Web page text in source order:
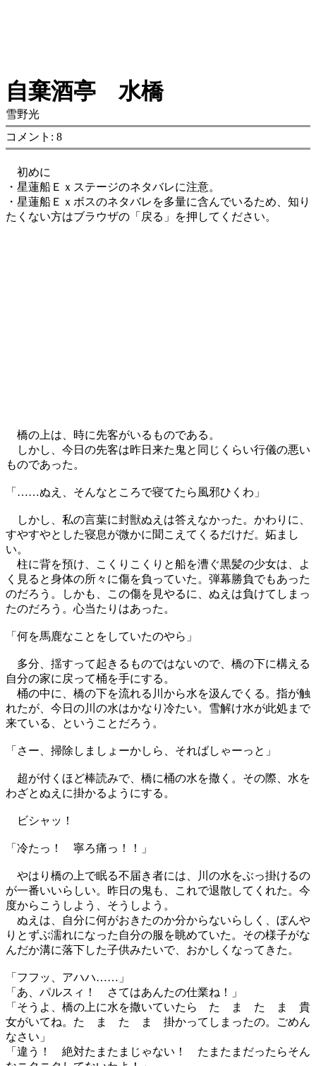
自棄酒亭 水橋
雪野光
コメント: 8
初めに
・星蓮船Ｅｘステージのネタバレに注意。
・星蓮船Ｅｘボスのネタバレを多量に含んでいるため、知り
たくない方はブラウザの「戻る」を押してください。
橋の上は、時に先客がいるものである。
しかし、今日の先客は昨日来た鬼と同じくらい行儀の悪い
ものであった。
「……ぬえ、そんなところで寝てたら風邪ひくわ」
しかし、私の言葉に封獣ぬえは答えなかった。かわりに、
すやすやとした寝息が微かに聞こえてくるだけだ。妬まし
い。
柱に背を預け、こくりこくりと船を漕ぐ黒髪の少女は、よ
く見ると身体の所々に傷を負っていた。弾幕勝負でもあった
のだろう。しかも、この傷を見やるに、ぬえは負けてしまっ
たのだろう。心当たりはあった。
「何を馬鹿なことをしていたのやら」
多分、揺すって起きるものではないので、橋の下に構える
自分の家に戻って桶を手にする。
桶の中に、橋の下を流れる川から水を汲んでくる。指が触
れたが、今日の川の水はかなり冷たい。雪解け水が此処まで
来ている、ということだろう。
「さー、掃除しましょーかしら、そればしゃーっと」
超が付くほど棒読みで、橋に桶の水を撒く。その際、水を
わざとぬえに掛かるようにする。
ビシャッ！
「冷たっ！ 寧ろ痛っ！！」
やはり橋の上で眠る不届き者には、川の水をぶっ掛けるの
が一番いいらしい。昨日の鬼も、これで退散してくれた。今
度からこうしよう、そうしよう。
ぬえは、自分に何がおきたのか分からないらしく、ぼんや
りとずぶ濡れになった自分の服を眺めていた。その様子がな
んだか溝に落下した子供みたいで、おかしくなってきた。
「フフッ、アハハ……」
「あ、パルスィ！ さてはあんたの仕業ね！」
「そうよ、橋の上に水を撒いていたら た ま た ま 貴
女がいてね。た ま た ま 掛かってしまったの。ごめん
なさい」
「違う！ 絶対たまたまじゃない！ たまたまだったらそん